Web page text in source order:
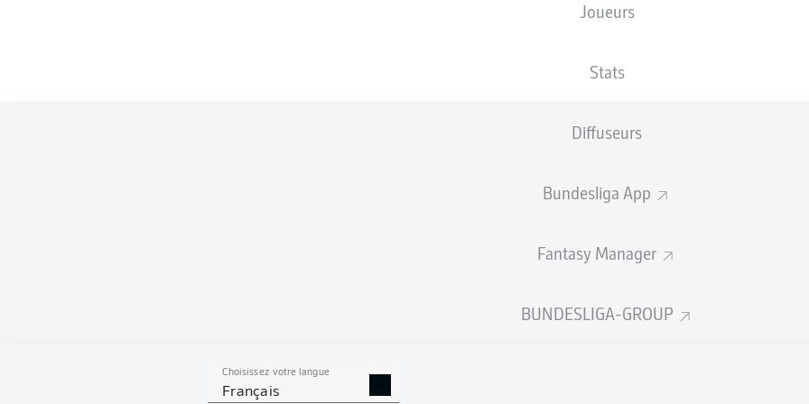
Joueurs
Stats
Diffuseurs
Bundesliga App
Fantasy Manager
BUNDESLIGA-GROUP
Choisissez votre langue
Français
XBUTS